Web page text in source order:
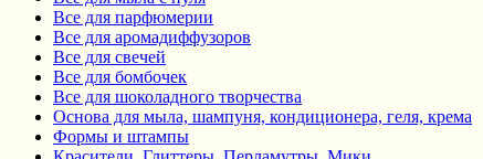
Все для парфюмерии
Все для аромадиффузоров
Все для свечей
Все для бомбочек
Все для шоколадного творчества
Основа для мыла, шампуня, кондиционера, геля, крема
Формы и штампы